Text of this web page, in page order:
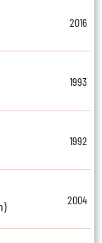
2016
1993
1992
2004